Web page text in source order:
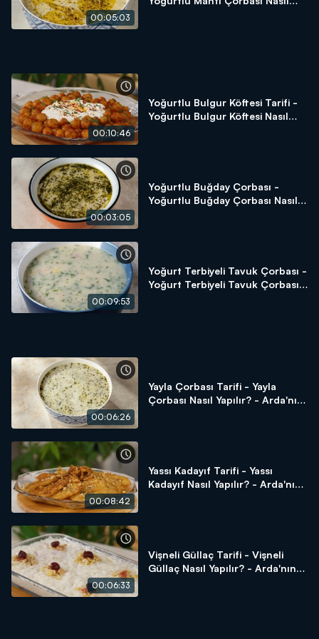
00:05:03
00:10:46
Yoğurtlu Bulgur Köftesi Tarifi -
Yoğurtlu Bulgur Köftesi Nasıl
00:03:05
Yoğurtlu Buğday Çorbası -
Yoğurtlu Buğday Çorbası Nasıl
00:09:53
Yoğurt Terbiyeli Tavuk Çorbası -
Yoğurt Terbiyeli Tavuk Çorbası
00:06:26
Yayla Çorbası Tarifi - Yayla
Çorbası Nasıl Yapılır? - Arda'nın
00:08:42
Yassı Kadayıf Tarifi - Yassı
Kadayıf Nasıl Yapılır? - Arda'nın
00:06:33
Vişneli Güllaç Tarifi - Vişneli
Güllaç Nasıl Yapılır? - Arda'nın